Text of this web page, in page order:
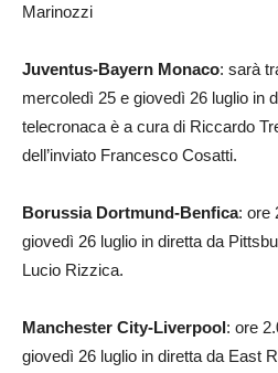
Marinozzi
Juventus-Bayern Monaco: sarà
mercoledì 25 e giovedì 26 luglio in
telecronaca è a cura di Riccardo
dell’inviato Francesco Cosatti.
Borussia Dortmund-Benfica: ore
giovedì 26 luglio in diretta da
Lucio Rizzica.
Manchester City-Liverpool: ore
giovedì 26 luglio in diretta da East